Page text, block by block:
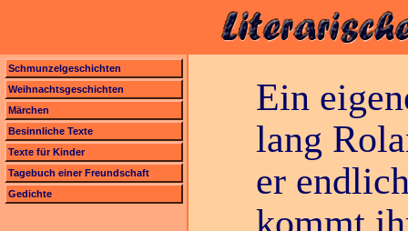
Schmunzelgeschichten
Weihnachtsgeschichten
Märchen
Besinnliche Texte
Texte für Kinder
Tagebuch einer Freundschaft
Gedichte
Ein
lang
er